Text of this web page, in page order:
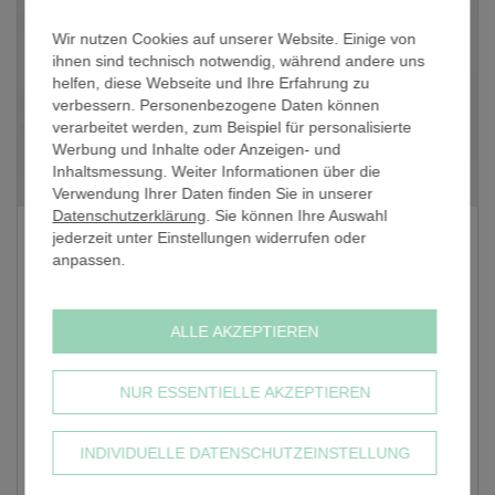
Wir nutzen Cookies auf unserer Website. Einige von
ihnen sind technisch notwendig, während andere uns
helfen, diese Webseite und Ihre Erfahrung zu
verbessern. Personenbezogene Daten können
verarbeitet werden, zum Beispiel für personalisierte
Werbung und Inhalte oder Anzeigen- und
Inhaltsmessung. Weiter Informationen über die
Verwendung Ihrer Daten finden Sie in unserer
Datenschutzerklärung . Sie können Ihre Auswahl
jederzeit unter Einstellungen widerrufen oder
anpassen.
ALLE AKZEPTIEREN
INDIVIDUELLE DATENSCHUTZEINSTELLUNG
NUR ESSENTIELLE AKZEPTIEREN
Quadratisch Fußplatte schwarz (QS) / 25x25 mm
25 x 25 mm / Material: Gusseisen
STANDARD VERSAND
Staffel ab 10,27 €